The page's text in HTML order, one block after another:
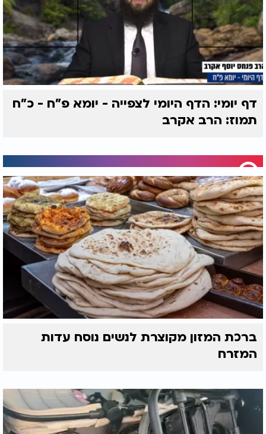
דף יומי: הדף היומי לצפייה - יומא פ"ח - כ"ח
תמוז: הרב אקרב
ברכת המזון מקוצרת לנשים נוסח עדות
המזרח